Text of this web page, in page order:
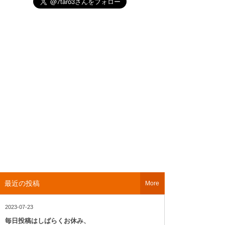
最近の投稿
2023-07-23
毎日投稿はしばらくお休み、
More